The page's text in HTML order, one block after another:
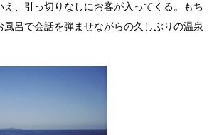
え、引っ切りなしにお客が入ってくる。もち
風呂で会話を弾ませながらの久しぶりの温泉